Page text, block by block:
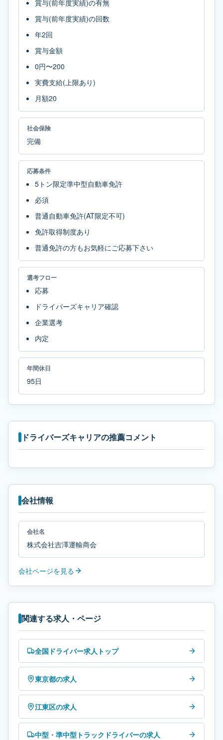
賞与(前年度実績)の有無
賞与(前年度実績)の回数
年2回
賞与金額
0円〜200
実費支給(上限あり)
月額20
社会保険
完備
応募条件
5トン限定準中型自動車免許
必須
普通自動車免許(AT限定不可)
免許取得制度あり
普通免許の方もお気軽にご応募下さい
選考フロー
応募
ドライバーズキャリア確認
企業選考
内定
年間休日
95日
ドライバーズキャリアの推薦コメント
会社情報
会社名
株式会社吉澤運輸商会
会社ページを見る
関連する求人・ページ
全国ドライバー求人トップ
東京都の求人
江東区の求人
中型・準中型トラックドライバーの求人